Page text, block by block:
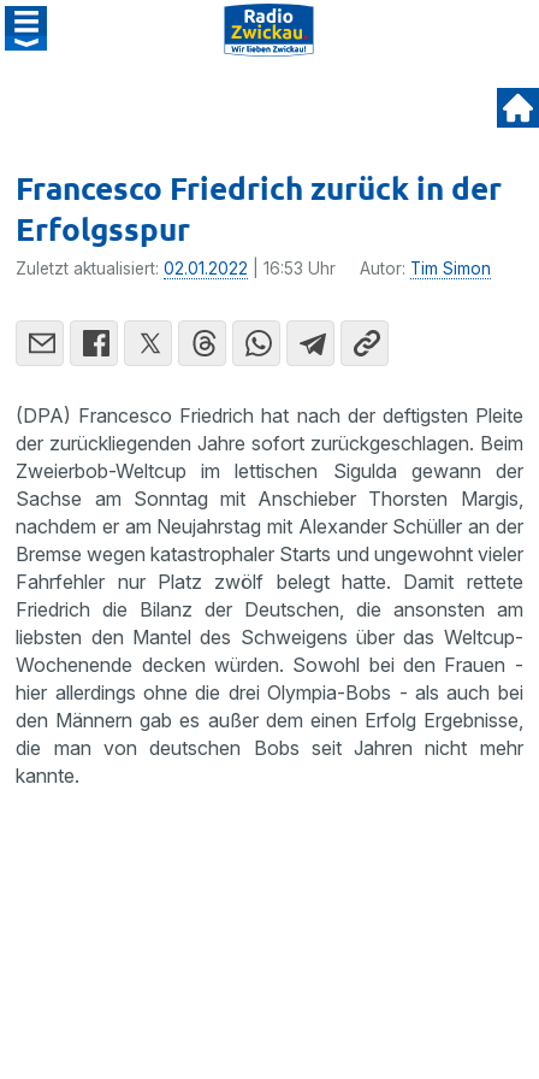
Francesco Friedrich zurück in der
Erfolgsspur
Zuletzt aktualisiert:02.01.2022 | 16:53 Uhr Autor: Tim Simon
(DPA) Francesco Friedrich hat nach der deftigsten Pleite
der zurückliegenden Jahre sofort zurückgeschlagen. Beim
Zweierbob-Weltcup im lettischen Sigulda gewann der
Sachse am Sonntag mit Anschieber Thorsten Margis,
nachdem er am Neujahrstag mit Alexander Schüller an der
Bremse wegen katastrophaler Starts und ungewohnt vieler
Fahrfehler nur Platz zwölf belegt hatte. Damit rettete
Friedrich die Bilanz der Deutschen, die ansonsten am
liebsten den Mantel des Schweigens über das Weltcup-
Wochenende decken würden. Sowohl bei den Frauen -
hier allerdings ohne die drei Olympia-Bobs - als auch bei
den Männern gab es außer dem einen Erfolg Ergebnisse,
die man von deutschen Bobs seit Jahren nicht mehr
kannte.